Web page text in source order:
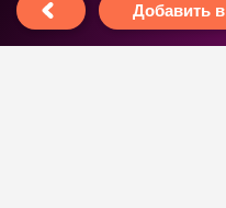
Добавить в